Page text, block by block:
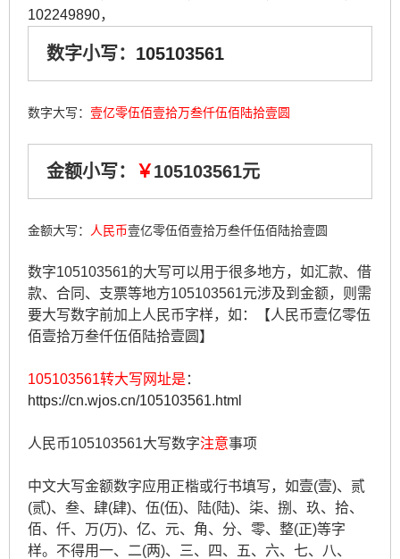
102249890，
数字小写： 105103561
数字大写： 壹亿零伍佰壹拾万叁仟伍佰陆拾壹圆
金额小写： ￥105103561元
金额大写： 人民币壹亿零伍佰壹拾万叁仟伍佰陆拾壹圆
数字105103561的大写可以用于很多地方，如汇款、借
款、合同、支票等地方105103561元涉及到金额，则需
要大写数字前加上人民币字样，如：【人民币壹亿零伍
佰壹拾万叁仟伍佰陆拾壹圆】
105103561转大写网址是 ：
https://cn.wjos.cn/105103561.html
人民币105103561大写数字注意事项
中文大写金额数字应用正楷或行书填写，如壹(壹)、贰
(贰)、叁、肆(肆)、伍(伍)、陆(陆)、柒、捌、玖、拾、
佰、仟、万(万)、亿、元、角、分、零、整(正)等字
样。不得用一、二(两)、三、四、五、六、七、八、